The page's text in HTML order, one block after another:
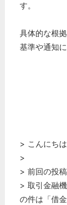
す。
具体的な根
基準や通知
> こんにちは
>
> 前回の投
> 取引金融
の件は「借